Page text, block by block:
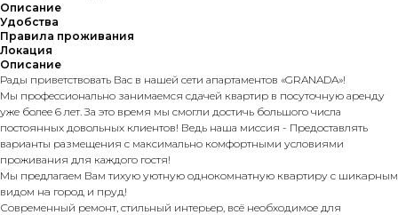
Описание
Удобства
Правила проживания
Локация
Описание
Рады приветствовать Вас в нашей сети апартаментов «GRANADA»!
Мы профессионально занимаемся сдачей квартир в посуточную аренду
уже более 6 лет. За это время мы смогли достичь большого числа
постоянных довольных клиентов! Ведь наша миссия - Предоставлять
варианты размещения с максимально комфортными условиями
проживания для каждого гостя!
Мы предлагаем Вам тихую уютную oднoкoмнaтную квaртиру c шикaрным
видом нa горoд и пpуд!
Современный ремонт, стильный интерьер, всё необходимое для